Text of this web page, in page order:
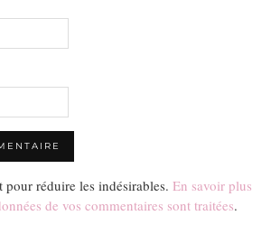
réduire les indésirables. En savoir plus
de vos commentaires sont traitées.